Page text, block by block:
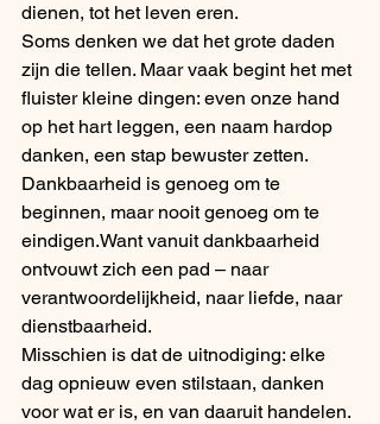
dienen, tot het leven eren.
Soms denken we dat het grote daden
zijn die tellen. Maar vaak begint het met
fluister kleine dingen: even onze hand
op het hart leggen, een naam hardop
danken, een stap bewuster zetten.
Dankbaarheid is genoeg om te
beginnen, maar nooit genoeg om te
eindigen.Want vanuit dankbaarheid
ontvouwt zich een pad – naar
verantwoordelijkheid, naar liefde, naar
dienstbaarheid.
Misschien is dat de uitnodiging: elke
dag opnieuw even stilstaan, danken
voor wat er is, en van daaruit handelen.